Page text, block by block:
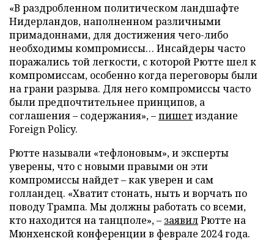
«В раздробленном политическом ландшафте
Нидерландов, наполненном различными
примадоннами, для достижения чего-либо
необходимы компромиссы… Инсайдеры часто
поражались той легкости, с которой Рютте шел к
компромиссам, особенно когда переговоры были
на грани разрыва. Для него компромиссы часто
были предпочтительнее принципов, а
соглашения – содержания», –пишетиздание
Foreign Policy.
Рютте называли «тефлоновым», и эксперты
уверены, что с новыми правыми он эти
компромиссы найдет – как уверен и сам
голландец. «Хватит стонать, ныть и ворчать по
поводу Трампа. Мы должны работать со всеми,
кто находится на танцполе», – заявилРютте на
Мюнхенской конференции в феврале 2024 года.